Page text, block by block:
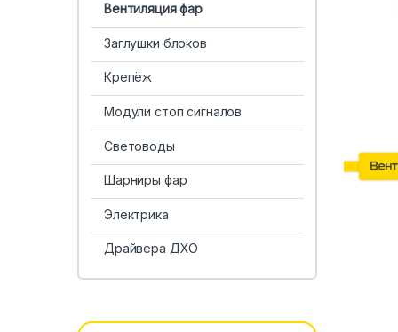
Вентиляция фар
Заглушки блоков
Крепёж
Модули стоп сигналов
Световоды
Шарниры фар
Электрика
Драйвера ДХО